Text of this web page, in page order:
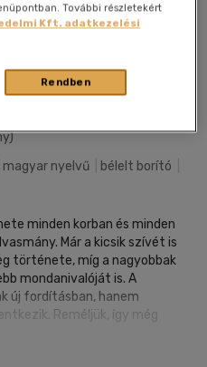
Megosztom
magyar nyelvű bélelt borító
minden korban és minden
Már a kicsik szívét is
története, míg a nagyobbak
mondanivalóját is. A
új fordításban, hanem
Reméljük, így még
szívéhez.
További részletekért
Kft. adatkezelési
Rendben